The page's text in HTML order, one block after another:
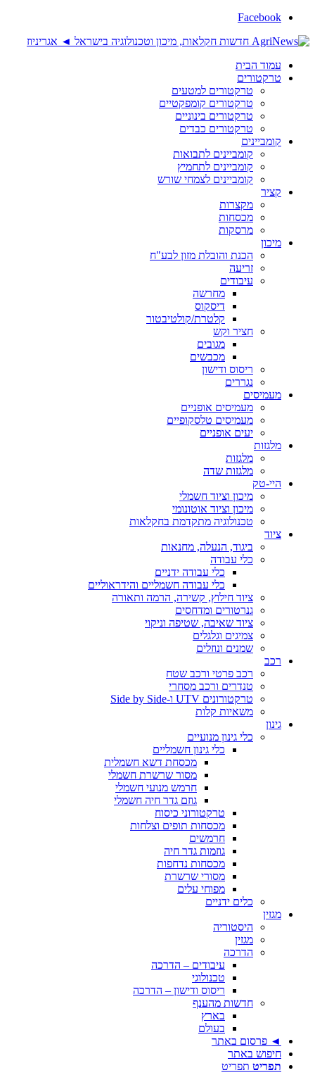
Facebook
עמוד הבית
טרקטורים
טרקטורים למטעים
טרקטורים קומפקטיים
טרקטורים בינוניים
טרקטורים כבדים
קומביינים
קומביינים לתבואות
קומביינים לתחמיץ
קומביינים לצמחי שורש
קציר
מקצרות
מכסחות
מרסקות
מיכון
הכנת והובלת מזון לבע"ח
זריעה
עיבודים
מחרשה
דיסקוס
קלטרת/קולטיבטור
חציר וקש
מגובים
מכבשים
ריסוס ודישון
נגררים
מעמיסים
מעמיסים אופניים
מעמיסים טלסקופיים
יעים אופניים
מלגזות
מלגזות
מלגזות שדה
היי-טק
מיכון וציוד חשמלי
מיכון וציוד אוטונומי
טכנולוגיה מתקדמת בחקלאות
ציוד
ביגוד, הנעלה, מחנאות
כלי עבודה
כלי עבודה ידניים
כלי עבודה חשמליים והידראוליים
ציוד חילוץ, קשירה, הרמה ותאורה
גנרטורים ומדחסים
ציוד שאיבה, שטיפה וניקוי
צמיגים וגלגלים
שמנים ונוזלים
רכב
רכב פרטי ורכב שטח
טנדרים ורכב מסחרי
טרקטורונים UTV ו-Side by Side
משאיות קלות
גינון
כלי גינון מנועיים
כלי גינון חשמליים
מכסחת דשא חשמלית
מסור שרשרת חשמלי
חרמש מנועי חשמלי
גוזם גדר חיה חשמלי
טרקטורוני כיסוח
מכסחות תופים וצלחות
חרמשים
גוזמות גדר חיה
מכסחות נדחפות
מסורי שרשרת
מפוחי עלים
כלים ידניים
מגזין
היסטוריה
מגזין
הדרכה
עיבודים – הדרכה
טכנולוגי
ריסוס ודישון – הדרכה
חדשות מהענף
בארץ
בעולם
◄ פרסום באתר
חיפוש באתר
תפריט תפריט